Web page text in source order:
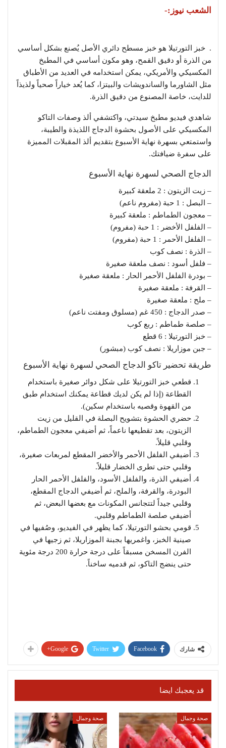
الشعب نيوز:-
. خبز التورتيلا هو خبز مسطح دائري الأصل يُصنع بشكل أساسي
من الذرة أو دقيق القمح، وهو مكون أساسي في المطبخ
المكسيكي والأمريكي، يمكن استخدامه في العديد من الأطباق
مثل الشاورما والساندويشات والبيتزا، كما يُعد خياراً صحياً ولذيذاً
للدايت، خاصة المصنوع من دقيق الذرة.
شاهدي فيديو مطبخ سيدتي، واكتشفي ألذ وصفات التاكو
المكسيكي على الأصول بحشوة الدجاج اللذيذة والطيبة،
واستمتعي بسهرة نهاية الأسبوع بتقديم ألذ المقبلات المميزة
على سفرة ضيافتك.
الدجاج الصحي لسهرة نهاية الأسبوع
– زيت الزيتون : 2 ملعقة كبيرة
– البصل : 1 حبة (مفروم ناعم)
– معجون الطماطم : ملعقة كبيرة
– الفلفل الأخضر : 1 حبة (مفروم)
– الفلفل الأحمر : 1 حبة (مفروم)
– الذرة : نصف كوب
– فلفل أسود : نصف ملعقة صغيرة
– بودرة الفلفل الأحمر الحار : ملعقة صغيرة
– القرفة : ملعقة صغيرة
– ملح : ملعقة صغيرة
– صدر الدجاج : 450 غم (مسلوق ومفتت ناعم)
– صلصة طماطم : ربع كوب
– خبز التورتيلا : 6 قطع
– جبن موزاريلا : نصف كوب (مبشور)
طريقة تحضير تاكو الدجاج الصحي لسهرة نهاية الأسبوع
قطعي خبز التورتيلا على شكل دوائر صغيرة باستخدام
القطاعة (إذا لم يكن لديك قطاعة يمكنك استخدام طبق
من القهوة وقصيه باستخدام سكين).
حضري الحشوة بتشويح البصلة في القليل من زيت
الزيتون، بعد تقطيعها ناعماً، ثم أضيفي معجون الطماطم،
وقلبي قليلاً.
أضيفي الفلفل الأحمر والأخضر المقطع لمربعات صغيرة،
وقلبي حتى تطرى الخضار قليلاً.
أضيفي الذرة، والفلفل الأسود، والفلفل الأحمر الحار
البودرة، والقرفة، والملح، ثم أضيفي الدجاج المقطع،
وقلبي جيداً لتتجانس المكونات مع بعضها البعض، ثم
أضيفي صلصة الطماطم وقلبي.
قومي بحشو التورتيلا، كما يظهر في الفيديو، وصُفيها في
صينية الخبز، واغمريها بجبنة الموزاريلا، ثم زجيها في
الفرن المسخن مسبقاً على درجة حرارة 200 درجة مئوية
حتى ينضج التاكو، ثم قدميه ساخناً.
شارك Facebook
Twitter
Google+
قد يعجبك ايضا
صحة وجمال صحة وجمال